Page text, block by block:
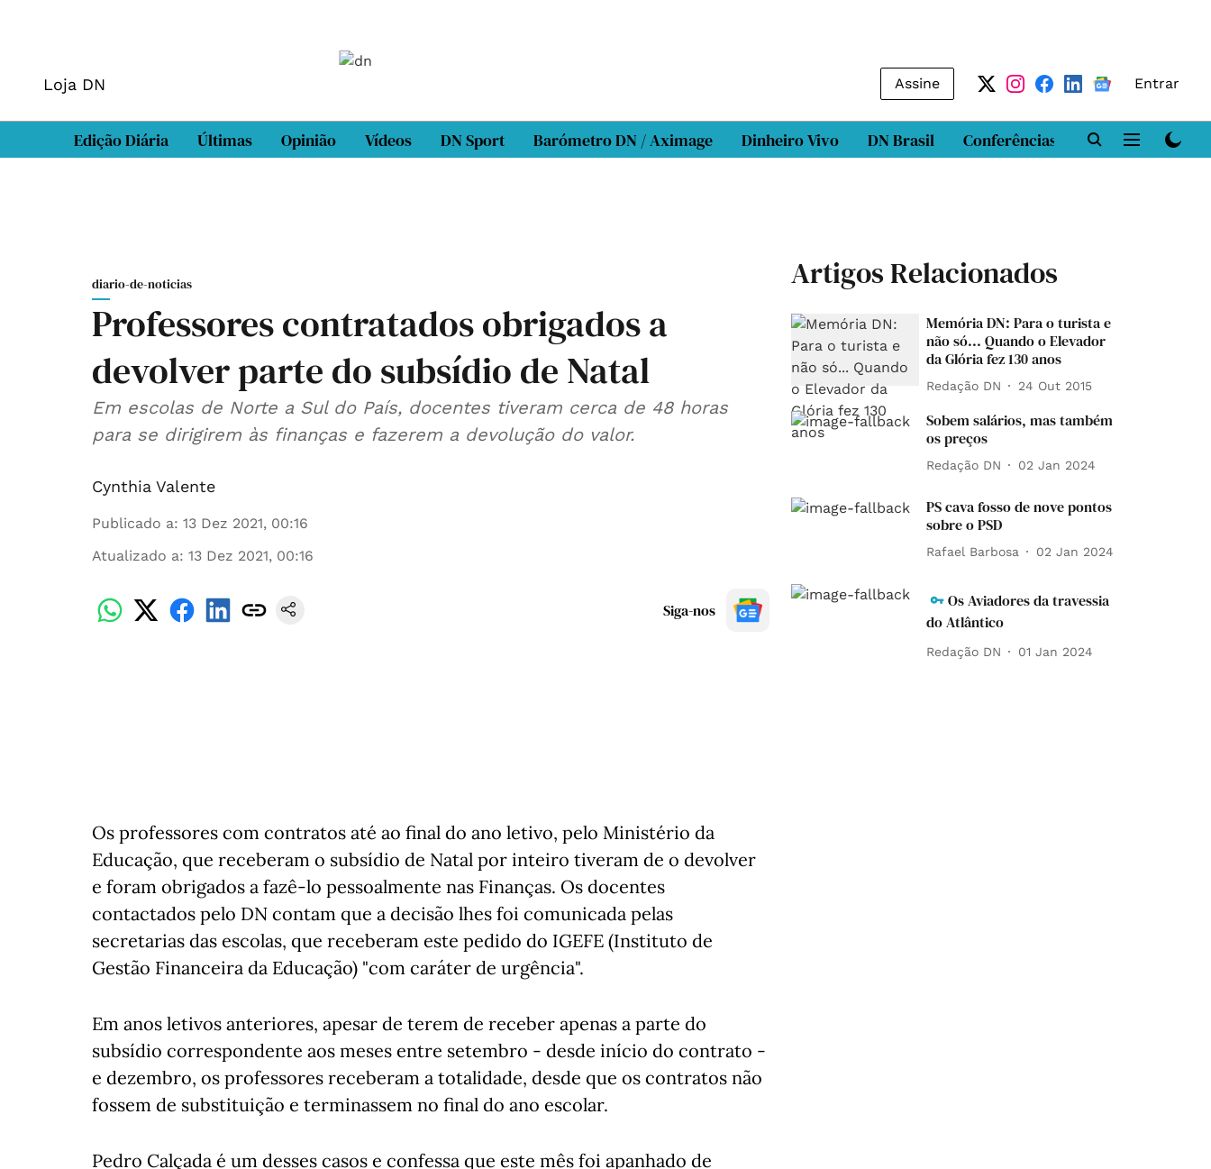
Loja DN Assine Entrar
Edição Diária Últimas Opinião Vídeos DN Sport Barómetro DN / Aximage Dinheiro Vivo DN Brasil Conferências DN LAB
diario-de-noticias
Professores contratados obrigados a
devolver parte do subsídio de Natal
Em escolas de Norte a Sul do País, docentes tiveram cerca de 48 horas
para se dirigirem às finanças e fazerem a devolução do valor.
Cynthia Valente
Publicado a: 13 Dez 2021, 00:16
Atualizado a: 13 Dez 2021, 00:16
Siga-nos
Os professores com contratos até ao final do ano letivo, pelo Ministério da
Educação, que receberam o subsídio de Natal por inteiro tiveram de o devolver
e foram obrigados a fazê-lo pessoalmente nas Finanças. Os docentes
contactados pelo DN contam que a decisão lhes foi comunicada pelas
secretarias das escolas, que receberam este pedido do IGEFE (Instituto de
Gestão Financeira da Educação) "com caráter de urgência".
Em anos letivos anteriores, apesar de terem de receber apenas a parte do
subsídio correspondente aos meses entre setembro - desde início do contrato -
e dezembro, os professores receberam a totalidade, desde que os contratos não
fossem de substituição e terminassem no final do ano escolar.
Pedro Calçada é um desses casos e confessa que este mês foi apanhado de
Artigos Relacionados
Memória DN: Para o turista e
não só... Quando o Elevador
da Glória fez 130 anos
Redação DN 24 Out 2015
Sobem salários, mas também
os preços
Redação DN 02 Jan 2024
PS cava fosso de nove pontos
sobre o PSD
Rafael Barbosa 02 Jan 2024
Os Aviadores da travessia
do Atlântico
Redação DN 01 Jan 2024